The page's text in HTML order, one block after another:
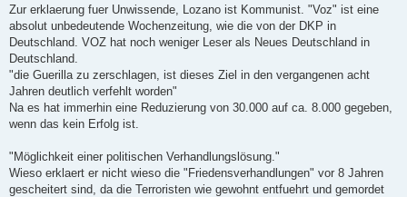
i
r
a
Zur erklaerung fuer Unwissende, Lozano ist Kommunist. "Voz" ist eine
absolut unbedeutende Wochenzeitung, wie die von der DKP in
Deutschland. VOZ hat noch weniger Leser als Neues Deutschland in
Deutschland.
"die Guerilla zu zerschlagen, ist dieses Ziel in den vergangenen acht
Jahren deutlich verfehlt worden"
Na es hat immerhin eine Reduzierung von 30.000 auf ca. 8.000 gegeben,
wenn das kein Erfolg ist.
"Möglichkeit einer politischen Verhandlungslösung."
Wieso erklaert er nicht wieso die "Friedensverhandlungen" vor 8 Jahren
gescheitert sind, da die Terroristen wie gewohnt entfuehrt und gemordet